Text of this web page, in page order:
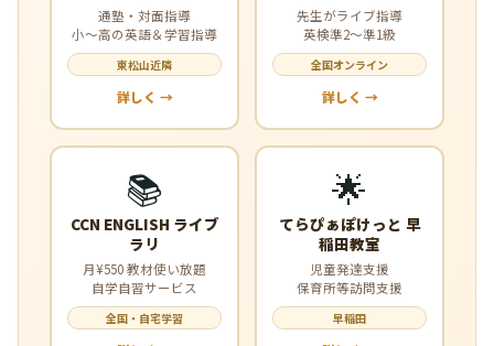
通塾・対面指導
小〜高の英語＆学習指導
東松山近隣
詳しく →
先生がライブ指導
英検準2〜準1級
全国オンライン
詳しく →
📚
CCN ENGLISH ライブ
ラリ
月¥550 教材使い放題
自学自習サービス
全国・自宅学習
🌟
てらぴぁぽけっと 早
稲田教室
児童発達支援
保育所等訪問支援
早稲田